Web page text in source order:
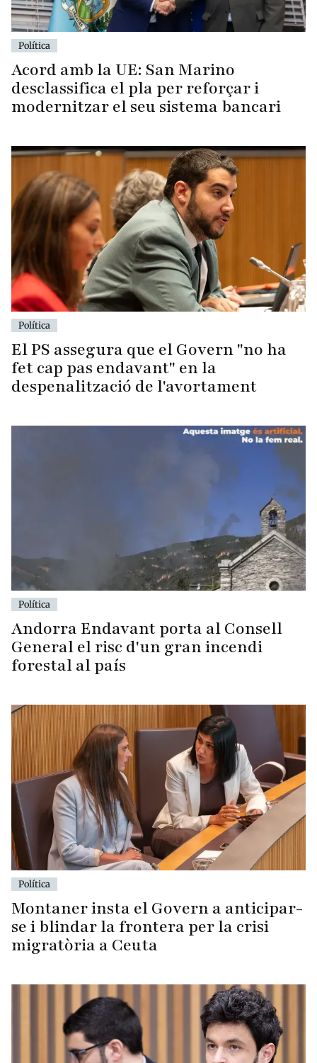
Política
Acord amb la UE: San Marino
desclassifica el pla per reforçar i
modernitzar el seu sistema bancari
Política
El PS assegura que el Govern "no ha
fet cap pas endavant" en la
despenalització de l'avortament
Política
Andorra Endavant porta al Consell
General el risc d'un gran incendi
forestal al país
Política
Montaner insta el Govern a anticipar-
se i blindar la frontera per la crisi
migratòria a Ceuta